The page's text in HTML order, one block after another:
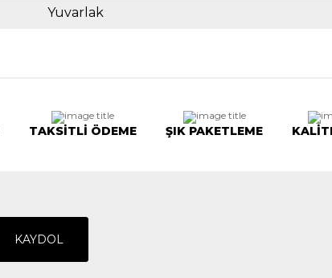
Yuvarlak
TAKSİTLİ ÖDEME ŞIK PAKETLEME
KAYDOL